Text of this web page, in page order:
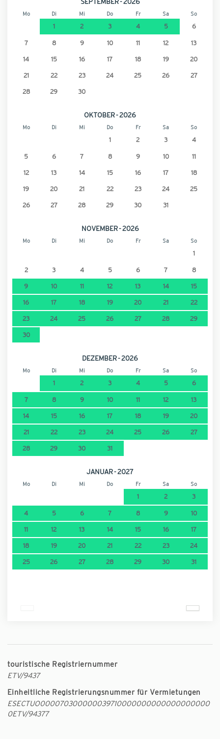
Mo Di Mi Do Fr Sa So
1 2 3 4 5 6
7 8 9 10 11 12 13
14 15 16 17 18 19 20
21 22 23 24 25 26 27
28 29 30
OKTOBER - 2026
Mo Di Mi Do Fr Sa So
1 2 3 4
5 6 7 8 9 10 11
12 13 14 15 16 17 18
19 20 21 22 23 24 25
26 27 28 29 30 31
NOVEMBER - 2026
Mo Di Mi Do Fr Sa So
1
2 3 4 5 6 7 8
9 10 11 12 13 14 15
16 17 18 19 20 21 22
23 24 25 26 27 28 29
30
DEZEMBER - 2026
Mo Di Mi Do Fr Sa So
1 2 3 4 5 6
7 8 9 10 11 12 13
14 15 16 17 18 19 20
21 22 23 24 25 26 27
28 29 30 31
JANUAR - 2027
Mo Di Mi Do Fr Sa So
1 2 3
4 5 6 7 8 9 10
11 12 13 14 15 16 17
18 19 20 21 22 23 24
25 26 27 28 29 30 31
touristische Registriernummer
ETV/9437
Einheitliche Registrierungsnummer für Vermietungen
ESECTUO000070300000039710000000000000000000
0ETV/94377